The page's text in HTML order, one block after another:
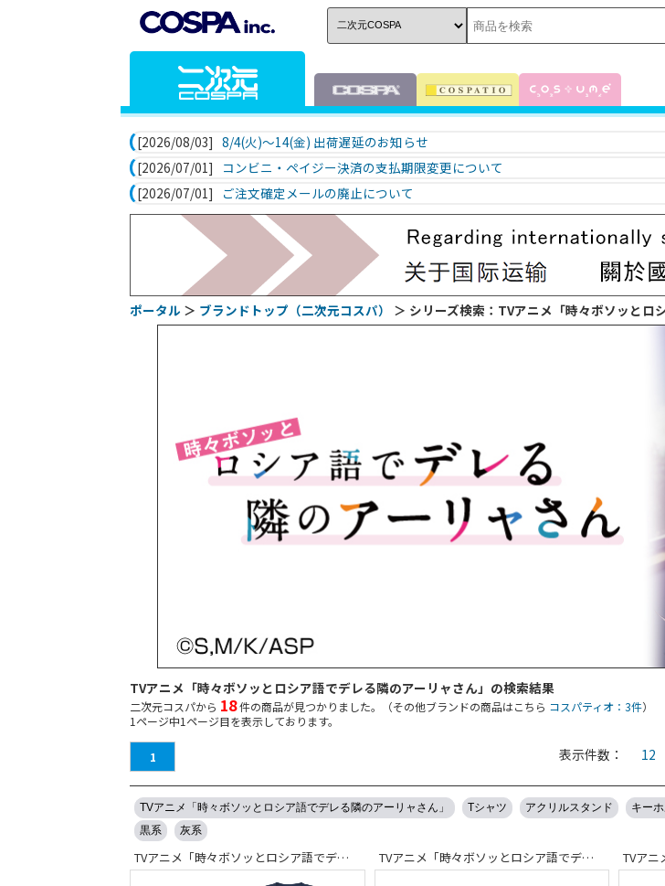
[2026/08/03] 8/4(火)～14(金) 出荷遅延のお知らせ
[2026/07/01]
コンビニ・ペイジー決済の支払期限変更について
[2026/07/01]
ご注文確定メールの廃止について
ポータル ＞ ブランドトップ（二次元コスパ） ＞ シリーズ検索：TVアニメ「時々ボソッとロ
TVアニメ「時々ボソッとロシア語でデレる隣のアーリャさん」の検索結果
二次元コスパから 18件の商品が見つかりました。（その他ブランドの商品はこちら コスパティオ：3件）
1 ページ中1 ページ目を表示しております。
1 表示件数： 12
TVアニメ「時々ボソッとロシア語でデレる隣のアーリャさん」 Tシャツ アクリルスタンド キー
黒系
灰系
TVアニメ「時々ボソッとロシア語でデレる隣のアーリャさん」 TVアニメ「時々ボソッとロシア語でデレる隣のアーリャさん」